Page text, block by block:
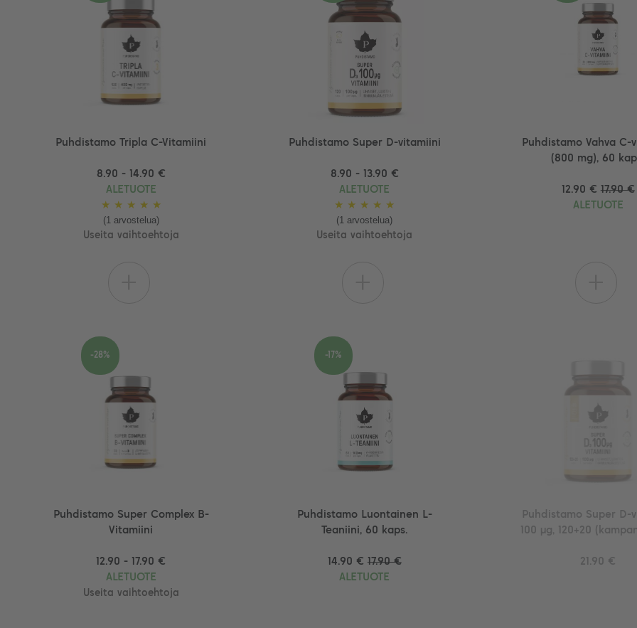
Puhdistamo Tripla C-Vitamiini
8.90 - 14.90 €
ALETUOTE
★ ★ ★ ★ ★
(1 arvostelua)
Useita vaihtoehtoja
Puhdistamo Super D-vitamiini
8.90 - 13.90 €
ALETUOTE
★ ★ ★ ★ ★
(1 arvostelua)
Useita vaihtoehtoja
Puhdistamo Vahva C-
(800 mg), 60
12.90 € 17.90 €
ALETUOTE
Puhdistamo Super Complex B-
Vitamiini
12.90 - 17.90 €
ALETUOTE
Useita vaihtoehtoja
-28%
Puhdistamo Luontainen L-
Teaniini, 60 kaps.
14.90 € 17.90 €
ALETUOTE
-17%
Puhdistamo Super D-
100 µg, 120+20
21.90 €